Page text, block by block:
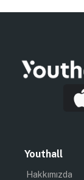
Youthall
Hakkımızda